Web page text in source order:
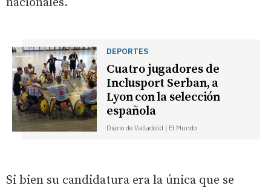
DEPORTES
Cuatro jugadores de
Inclusport Serban, a
Lyon con la selección
española
Diario de Valladolid | El Mundo
Si bien su candidatura era la única que se